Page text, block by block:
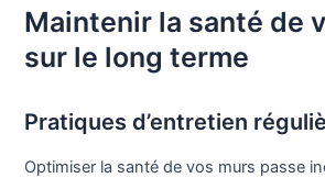
Maintenir la santé de
sur le long terme
Pratiques d’entretien
Optimiser la santé de vos murs passe